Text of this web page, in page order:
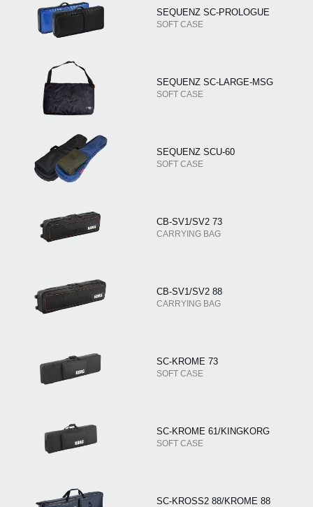
SEQUENZ SC-PROLOGUE
SOFT CASE
SEQUENZ SC-LARGE-MSG
SOFT CASE
SEQUENZ SCU-60
SOFT CASE
CB-SV1/SV2 73
CARRYING BAG
CB-SV1/SV2 88
CARRYING BAG
SC-KROME 73
SOFT CASE
SC-KROME 61/KINGKORG
SOFT CASE
SC-KROSS2 88/KROME 88